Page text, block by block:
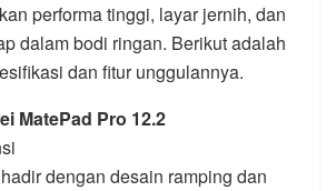
performa tinggi, layar jernih, dan
dalam bodi ringan. Berikut adalah
dan fitur unggulannya.
MatePad Pro 12.2
dengan desain ramping dan